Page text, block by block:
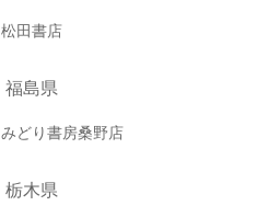
松田書店
福島県
みどり書房桑野店
栃木県